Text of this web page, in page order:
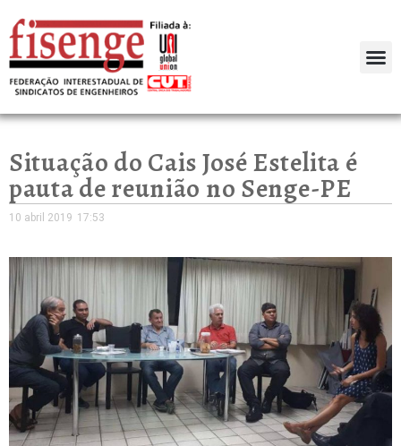
Situação do Cais José Estelita é
pauta de reunião no Senge-PE
10 abril 2019 17:53